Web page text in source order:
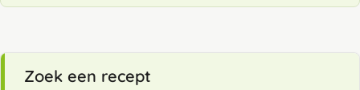
Zoek een recept